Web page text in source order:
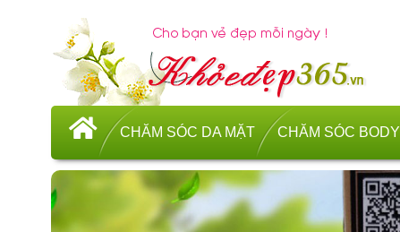
CHĂM SÓC DA MẶT CHĂM SÓC BODY